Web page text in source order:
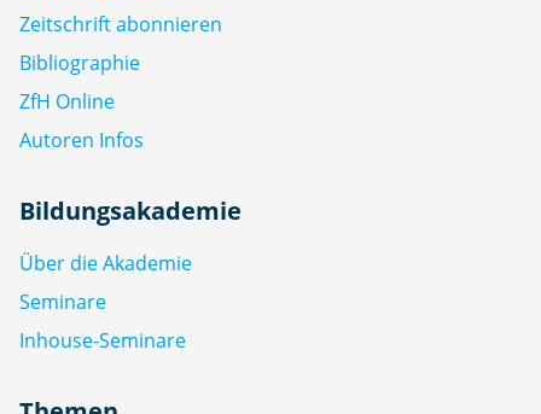
Zeitschrift abonnieren
Bibliographie
ZfH Online
Autoren Infos
Bildungsakademie
Über die Akademie
Seminare
Inhouse-Seminare